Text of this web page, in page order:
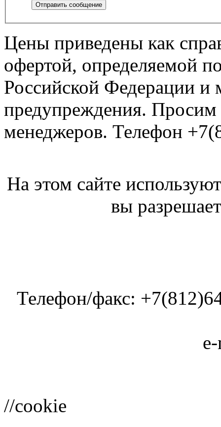
Отправить сообщение
Цены приведены как
офертой, определяемой
Российской Федерации и
предупреждения. Просим
менеджеров. Телефон
На этом сайте
вы
Телефон/факс:
//cookie